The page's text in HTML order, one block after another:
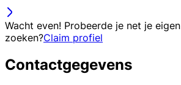
Wacht even! Probeerde je net je
zoeken?Claim profiel
Contactgegevens